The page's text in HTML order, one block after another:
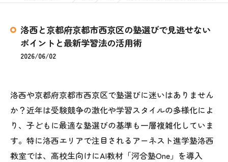
洛西と京都府京都市西京区の塾選びで見逃せない
ポイントと最新学習法の活用術
2026/06/02
洛西や京都府京都市西京区で塾選びに迷いはありません
か？近年は受験競争の激化や学習スタイルの多様化によ
り、子どもに最適な塾選びの基準も一層複雑化していま
す。特に洛西エリアで注目されるアーネスト進学塾洛西
教室では、高校生向けにAI教材「河合塾One」を導入